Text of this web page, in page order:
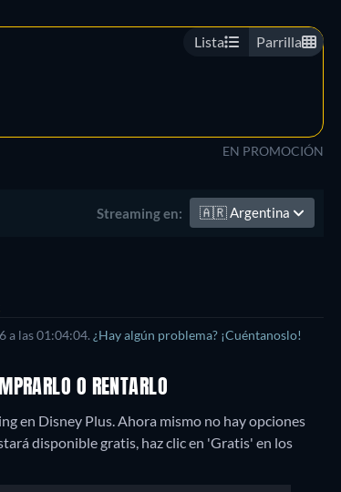
Lista Parrilla
EN PROMOCIÓN
Streaming en: 🇦🇷Argentina
a las 01:04:04. ¿Hay algún problema? ¡Cuéntanoslo!
O RENTARLO
en Disney Plus. Ahora mismo no hay opciones
disponible gratis, haz clic en 'Gratis' en los